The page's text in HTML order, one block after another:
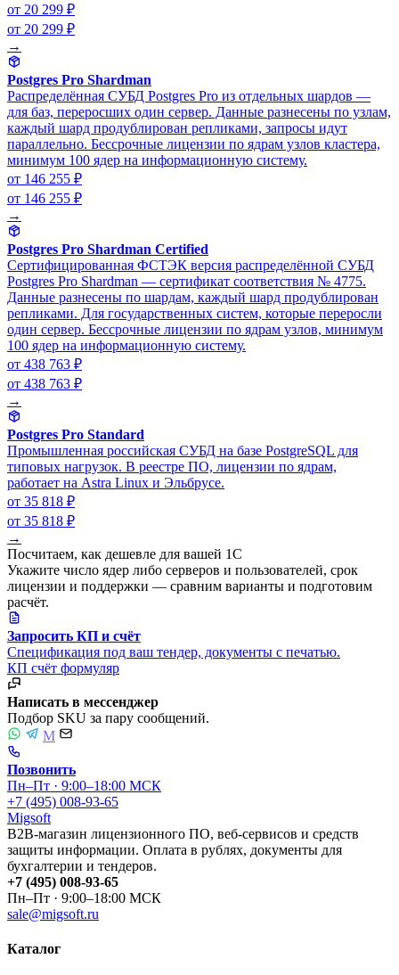
от 20 299 ₽
от 20 299 ₽
→
Postgres Pro Shardman
Распределённая СУБД Postgres Pro из отдельных шардов —
для баз, переросших один сервер. Данные разнесены по узлам,
каждый шард продублирован репликами, запросы идут
параллельно. Бессрочные лицензии по ядрам узлов кластера,
минимум 100 ядер на информационную систему.
от 146 255 ₽
от 146 255 ₽
→
Postgres Pro Shardman Certified
Сертифицированная ФСТЭК версия распределённой СУБД
Postgres Pro Shardman — сертификат соответствия № 4775.
Данные разнесены по шардам, каждый шард продублирован
репликами. Для государственных систем, которые переросли
один сервер. Бессрочные лицензии по ядрам узлов, минимум
100 ядер на информационную систему.
от 438 763 ₽
от 438 763 ₽
→
Postgres Pro Standard
Промышленная российская СУБД на базе PostgreSQL для
типовых нагрузок. В реестре ПО, лицензии по ядрам,
работает на Astra Linux и Эльбрусе.
от 35 818 ₽
от 35 818 ₽
→
Посчитаем, как дешевле для вашей 1С
Укажите число ядер либо серверов и пользователей, срок
лицензии и поддержки — сравним варианты и подготовим
расчёт.
Запросить КП и счёт
Спецификация под ваш тендер, документы с печатью.
КП счёт формуляр
Написать в мессенджер
Подбор SKU за пару сообщений.
M
Позвонить
Пн–Пт · 9:00–18:00 МСК
+7 (495) 008-93-65
Migsoft
B2B-магазин лицензионного ПО, веб-сервисов и средств
защиты информации. Оплата в рублях, документы для
бухгалтерии и тендеров.
+7 (495) 008-93-65
Пн–Пт · 9:00–18:00 МСК
sale@migsoft.ru
Каталог